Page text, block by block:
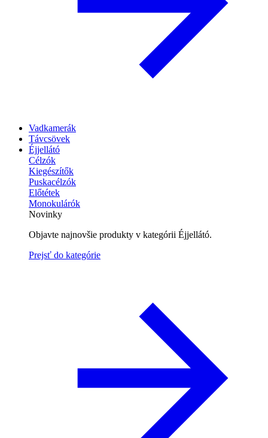
Vadkamerák
Távcsövek
Éjjellátó
Célzók
Kiegészítők
Puskacélzók
Előtétek
Monokulárók
Novinky
Objavte najnovšie produkty v kategórii Éjjellátó.
Prejsť do kategórie